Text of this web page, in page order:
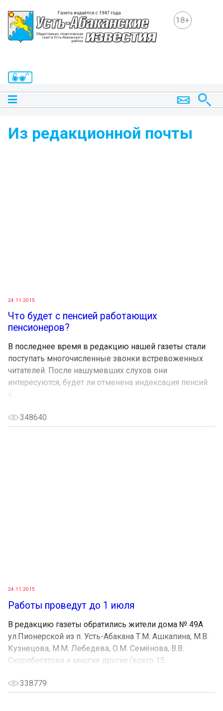
18+
Из редакционной почты
24.11.2015
Что будет с пенсией работающих
пенсионеров?
В последнее время в редакцию нашей газеты стали
поступать многочисленные звонки встревоженных
читателей. После нашумевших слухов они
интересуются, будет ли отменена индексация пенсий
у...
348640
24.11.2015
Работы проведут до 1 июля
В редакцию газеты обратились жители дома № 49А
ул.Пионерской из п. Усть-Абакана Т.М. Ашкапина, М.В.
Кузнецова, М.М. Лебедева, О.М. Семёнова, В.В.
Скоробогатова и многие другие (всего 15...
338779